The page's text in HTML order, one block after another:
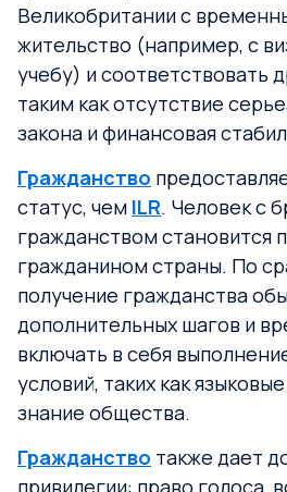
Великобритании с
жительство (например, с
учебу) и соответствовать
таким как отсутствие
закона и финансовая
Гражданство
статус, чем ILR. Человек с
гражданством становится
гражданином страны. По
получение гражданства
дополнительных шагов и
включать в себя
условий, таких как
знание общества.
Гражданство также дает
привилегии: право голоса,